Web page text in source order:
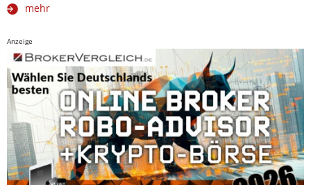
mehr
Anzeige